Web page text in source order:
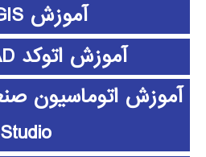
آموزش ArcGIS
آموزش اتوکد AUTOCAD
Studio